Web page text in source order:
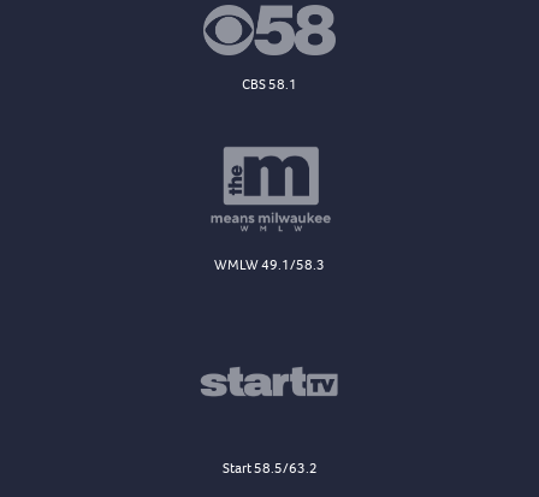
CBS 58.1
WMLW 49.1/58.3
Start 58.5/63.2